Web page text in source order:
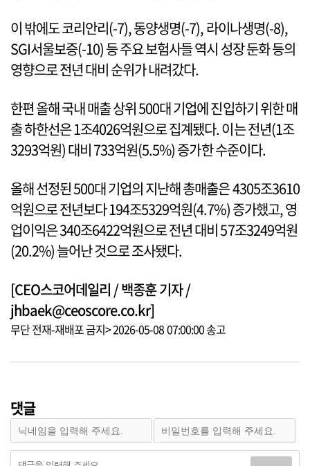
이 밖에도 코리안리(-7), 동양생명(-7), 라이나생명(-8),
SGI서울보증(-10) 등 주요 보험사들 역시 성장 둔화 등의
영향으로 전년 대비 순위가 내려갔다.
한편 올해 국내 매출 상위 500대 기업에 진입하기 위한 매
출 하한선은 1조4026억원으로 집계됐다. 이는 전년(1조
3293억원) 대비 733억원(5.5%) 증가한 수준이다.
올해 선정된 500대 기업의 지난해 총매출은 4305조3610
억원으로 전년보다 194조5329억원(4.7%) 증가했고, 영
업이익은 340조6422억원으로 전년 대비 57조3249억원
(20.2%) 늘어난 것으로 조사됐다.
[CEO스코어데일리 / 백종훈 기자 /
jhbaek@ceoscore.co.kr]
무단 전재-재배포 금지> 2026-05-08 07:00:00 송고
댓글